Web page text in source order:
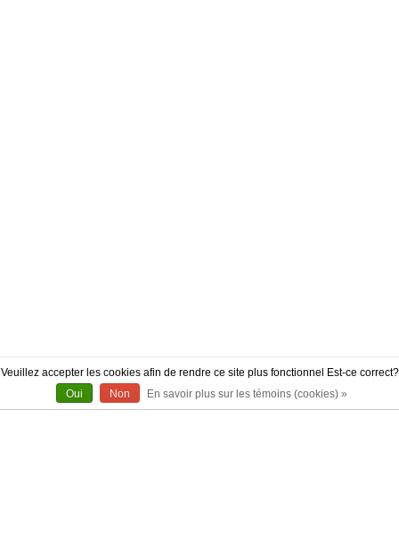
À PROPOS
Veuillez accepter les cookies afin de rendre ce site plus fonctionnel Est-ce correct?
Oui
Non En savoir plus sur les témoins (cookies) »